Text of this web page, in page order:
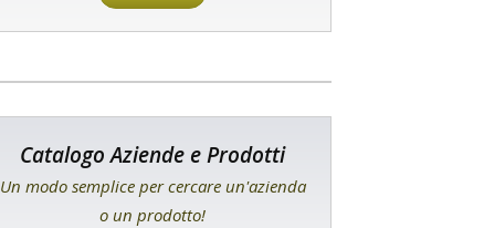
Catalogo Aziende e Prodotti
Un modo semplice per cercare un'azienda
o un prodotto!